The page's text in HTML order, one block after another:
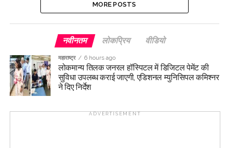
MORE POSTS
नवीनतम लोकप्रिय वीडियो
महाराष्ट्र 6 hours ago
लोकमान्य तिलक जनरल हॉस्पिटल में डिजिटल पेमेंट की
सुविधा उपलब्ध कराई जाएगी, एडिशनल म्युनिसिपल कमिश्नर
ने दिए निर्देश
ADVERTISEMENT